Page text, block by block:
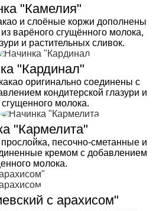
"Камелия"
и слоёные коржи дополнены
варёного сгущённого молока,
и растительных сливок.
"Кардинал"
оригинально соединены с
кондитерской глазури и
молока.
"Кармелита"
песочно-сметанные и
кремом с добавлением
молока.
с арахисом"